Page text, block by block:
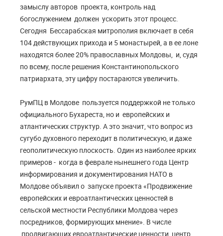
замыслу авторов проекта, контроль над
богослужением должен ускорить этот процесс.
Сегодня Бессарабская митрополия включает в себя
104 действующих прихода и 5 монастырей, а в ее лоне
находятся более 20% православных Молдовы, и, судя
по всему, после решения Константинопольского
патриархата, эту цифру постараются увеличить.
РумПЦ в Молдове пользуется поддержкой не только
официального Бухареста, но и европейских и
атлантических структур. А это значит, что вопрос из
сугубо духовного переходит в политическую, и даже
геополитическую плоскость. Один из наиболее ярких
примеров - когда в феврале нынешнего года Центр
информирования и документирования НАТО в
Молдове объявил о запуске проекта «Продвижение
европейских и евроатлантических ценностей в
сельской местности Республики Молдова через
посредников, формирующих мнение». В числе
продвигающих евроатлантические ценности центр